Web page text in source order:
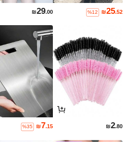
₪25.52
%12
₪29.00
₪2.80
₪7.15
%35